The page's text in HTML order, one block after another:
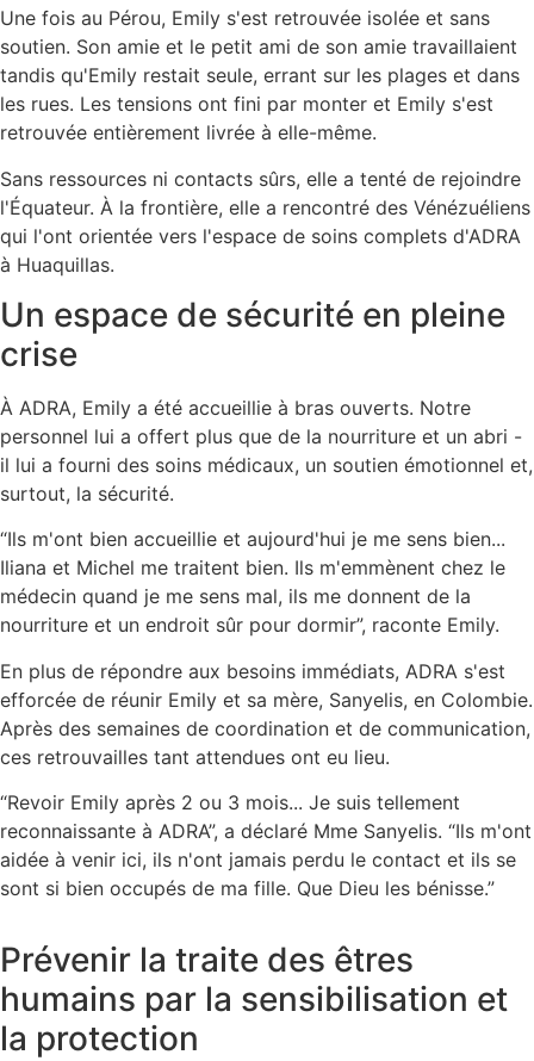
Une fois au Pérou, Emily s'est retrouvée isolée et sans
soutien. Son amie et le petit ami de son amie travaillaient
tandis qu'Emily restait seule, errant sur les plages et dans
les rues. Les tensions ont fini par monter et Emily s'est
retrouvée entièrement livrée à elle-même.
Sans ressources ni contacts sûrs, elle a tenté de rejoindre
l'Équateur. À la frontière, elle a rencontré des Vénézuéliens
qui l'ont orientée vers l'espace de soins complets d'ADRA
à Huaquillas.
Un espace de sécurité en pleine
crise
À ADRA, Emily a été accueillie à bras ouverts. Notre
personnel lui a offert plus que de la nourriture et un abri -
il lui a fourni des soins médicaux, un soutien émotionnel et,
surtout, la sécurité.
“Ils m'ont bien accueillie et aujourd'hui je me sens bien...
Iliana et Michel me traitent bien. Ils m'emmènent chez le
médecin quand je me sens mal, ils me donnent de la
nourriture et un endroit sûr pour dormir”, raconte Emily.
En plus de répondre aux besoins immédiats, ADRA s'est
efforcée de réunir Emily et sa mère, Sanyelis, en Colombie.
Après des semaines de coordination et de communication,
ces retrouvailles tant attendues ont eu lieu.
“Revoir Emily après 2 ou 3 mois... Je suis tellement
reconnaissante à ADRA”, a déclaré Mme Sanyelis. “Ils m'ont
aidée à venir ici, ils n'ont jamais perdu le contact et ils se
sont si bien occupés de ma fille. Que Dieu les bénisse.”
Prévenir la traite des êtres
humains par la sensibilisation et
la protection